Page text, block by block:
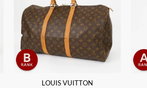
LOUIS VUITTON